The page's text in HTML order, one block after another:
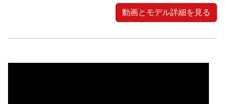
動画とモデル詳細を見る